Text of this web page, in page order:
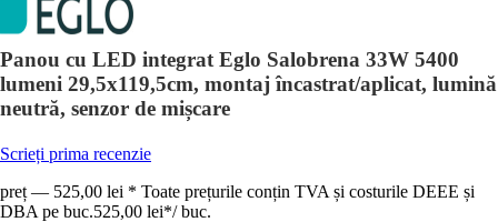
Panou cu LED integrat Eglo Salobrena 33W 5400
lumeni 29,5x119,5cm, montaj încastrat/aplicat, lumină
neutră, senzor de mișcare
Scrieți prima recenzie
preț — 525,00 lei * Toate prețurile conțin TVA și costurile DEEE și
DBA pe buc.525,00 lei*/ buc.